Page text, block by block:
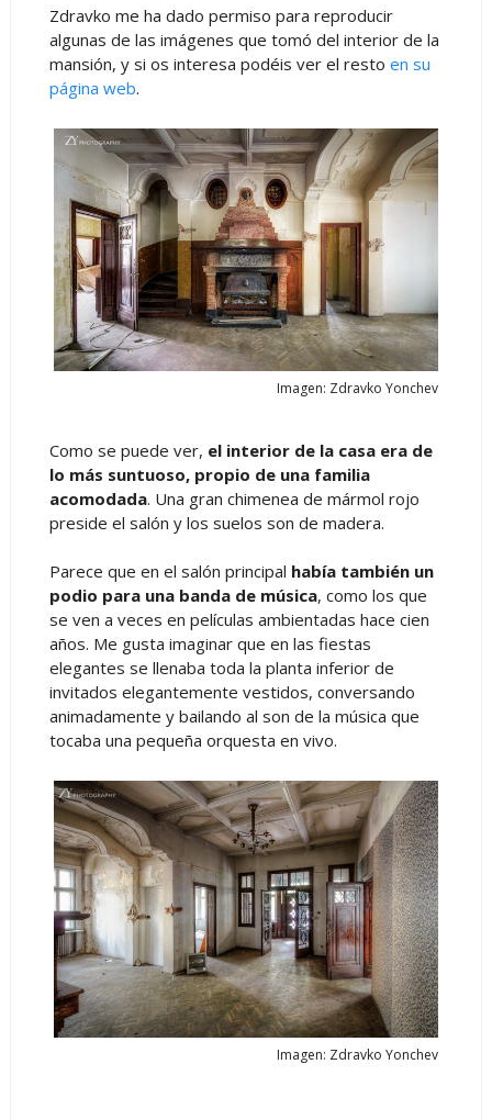
Zdravko me ha dado permiso para reproducir
algunas de las imágenes que tomó del interior de la
mansión, y si os interesa podéis ver el resto en su
página web.
Imagen: Zdravko Yonchev
Como se puede ver, el interior de la casa era de
lo más suntuoso, propio de una familia
acomodada. Una gran chimenea de mármol rojo
preside el salón y los suelos son de madera.
Parece que en el salón principal había también un
podio para una banda de música, como los que
se ven a veces en películas ambientadas hace cien
años. Me gusta imaginar que en las fiestas
elegantes se llenaba toda la planta inferior de
invitados elegantemente vestidos, conversando
animadamente y bailando al son de la música que
tocaba una pequeña orquesta en vivo.
Imagen: Zdravko Yonchev